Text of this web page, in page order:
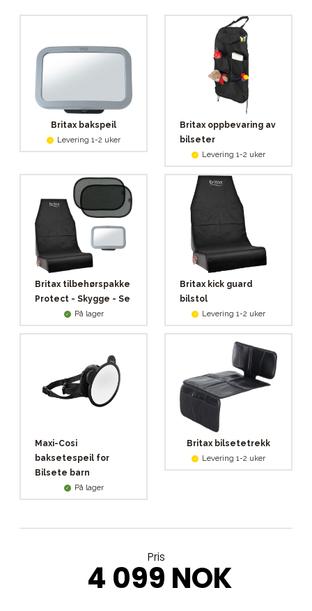
Britax bakspeil
Levering 1-2 uker
Britax oppbevaring av
bilseter
Levering 1-2 uker
Britax tilbehørspakke
Protect - Skygge - Se
På lager
Britax kick guard
bilstol
Levering 1-2 uker
Maxi-Cosi
baksetespeil for
Bilsete barn
På lager
Britax bilsetetrekk
Levering 1-2 uker
Pris
4 099 NOK